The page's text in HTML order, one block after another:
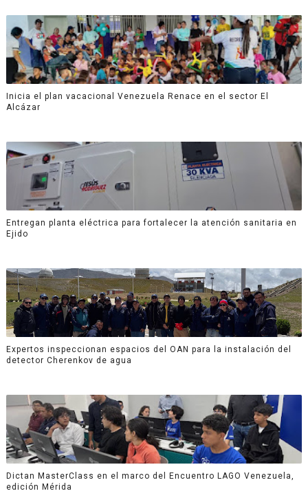
Inicia el plan vacacional Venezuela Renace en el sector El
Alcázar
Entregan planta eléctrica para fortalecer la atención sanitaria en
Ejido
Expertos inspeccionan espacios del OAN para la instalación del
detector Cherenkov de agua
Dictan MasterClass en el marco del Encuentro LAGO Venezuela,
edición Mérida